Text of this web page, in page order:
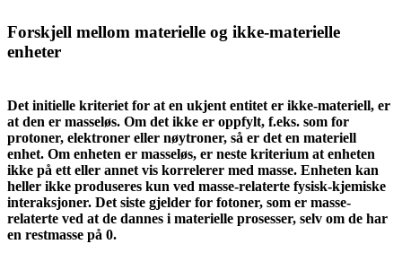
Forskjell mellom materielle og ikke-materielle
enheter
Det initielle kriteriet for at en ukjent entitet er ikke-materiell, er
at den er masseløs. Om det ikke er oppfylt, f.eks. som for
protoner, elektroner eller nøytroner, så er det en materiell
enhet. Om enheten er masseløs, er neste kriterium at enheten
ikke på ett eller annet vis korrelerer med masse. Enheten kan
heller ikke produseres kun ved masse-relaterte fysisk-kjemiske
interaksjoner. Det siste gjelder for fotoner, som er masse-
relaterte ved at de dannes i materielle prosesser, selv om de har
en restmasse på 0.